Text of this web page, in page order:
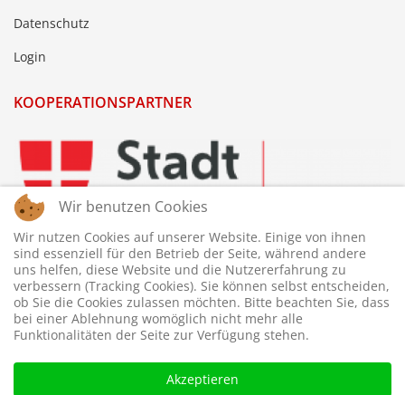
Datenschutz
Login
KOOPERATIONSPARTNER
Wir benutzen Cookies
Wir nutzen Cookies auf unserer Website. Einige von ihnen
sind essenziell für den Betrieb der Seite, während andere
uns helfen, diese Website und die Nutzererfahrung zu
verbessern (Tracking Cookies). Sie können selbst entscheiden,
ob Sie die Cookies zulassen möchten. Bitte beachten Sie, dass
bei einer Ablehnung womöglich nicht mehr alle
Funktionalitäten der Seite zur Verfügung stehen.
Akzeptieren